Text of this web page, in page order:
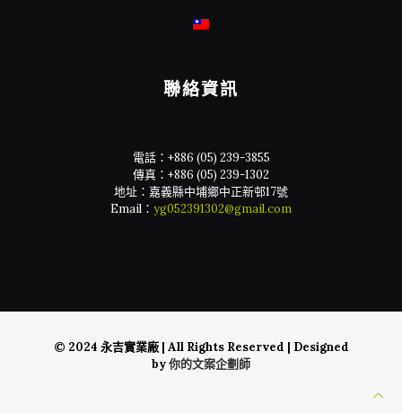
聯絡資訊
電話： +886 (05) 239-3855
傳真： +886 (05) 239-1302
地址：嘉義縣中埔鄉中正新邨17號
Email： yg052391302@gmail.com
© 2024 永吉實業廠 | All Rights Reserved | Designed
by你的文案企劃師